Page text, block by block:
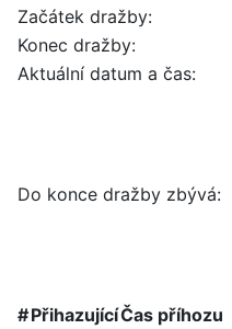
Začátek dražby:
Konec dražby:
Aktuální datum a čas:
Do konce dražby zbývá:
# Přihazující Čas příhozu